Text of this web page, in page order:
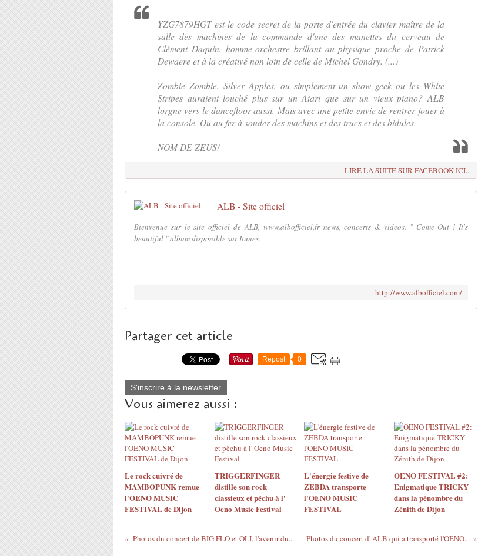
YZG7879HGT est le code secret de la porte d'entrée du clavier maître de la
salle des machines de la commande d'une des manettes du cerveau de
Clément Daquin, homme-orchestre brillant au physique proche de Patrick
Dewaere et à la créativé non loin de celle de Michel Gondry. (...)
Zombie Zombie, Silver Apples, ou simplement un show geek ou les White
Stripes auraient louché plus sur un Atari que sur un vieux piano? ALB
lorgne vers le dancefloor aussi. Mais avec une petite envie de rentrer jouer à
la console. Ou au fer à souder des machins et des trucs et des bidules.
NOM DE ZEUS!
LIRE LA SUITE SUR FACEBOOK ICI...
ALB - Site officiel
Bienvenue sur le site officiel de ALB, www.albofficiel.fr news, concerts & videos. " Come Out ! It's
beautiful " album disponible sur Itunes.
http://www.albofficiel.com/
Partager cet article
Repost 0
S'inscrire à la newsletter
Vous aimerez aussi :
Le rock cuivré de
MAMBOPUNK remue
l'OENO MUSIC
FESTIVAL de Dijon
TRIGGERFINGER
distille son rock
classieux et pêchu à l'
Oeno Music Festival
L'énergie festive de
ZEBDA transporte
l'OENO MUSIC
FESTIVAL
OENO FESTIVAL #2:
Enigmatique TRICKY
dans la pénombre du
Zénith de Dijon
Photos du concert de BIG FLO et OLI, l'avenir du... Photos du concert d' ALB qui a transporté l'OENO...